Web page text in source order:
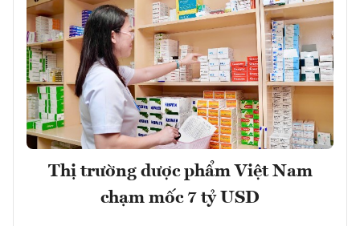
Thị trường dược phẩm Việt Nam
chạm mốc 7 tỷ USD